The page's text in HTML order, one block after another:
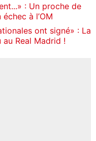
: Un proche de
à l’OM
ont signé» : La
Real Madrid !